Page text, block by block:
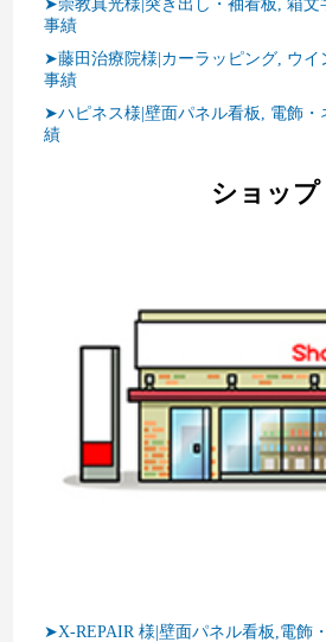
➤崇教真光様|突き出し・袖看板, 箱文
事績
➤藤田治療院様|カーラッピング, ウイ
事績
➤ハピネス様|壁面パネル看板, 電飾・
績
ショップ
➤X-REPAIR 様|壁面パネル看板,電飾